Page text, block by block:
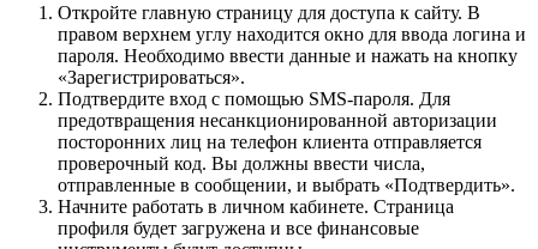
Откройте главную страницу для доступа к сайту. В
правом верхнем углу находится окно для ввода логина и
пароля. Необходимо ввести данные и нажать на кнопку
«Зарегистрироваться».
Подтвердите вход с помощью SMS-пароля. Для
предотвращения несанкционированной авторизации
посторонних лиц на телефон клиента отправляется
проверочный код. Вы должны ввести числа,
отправленные в сообщении, и выбрать «Подтвердить».
Начните работать в личном кабинете. Страница
профиля будет загружена и все финансовые